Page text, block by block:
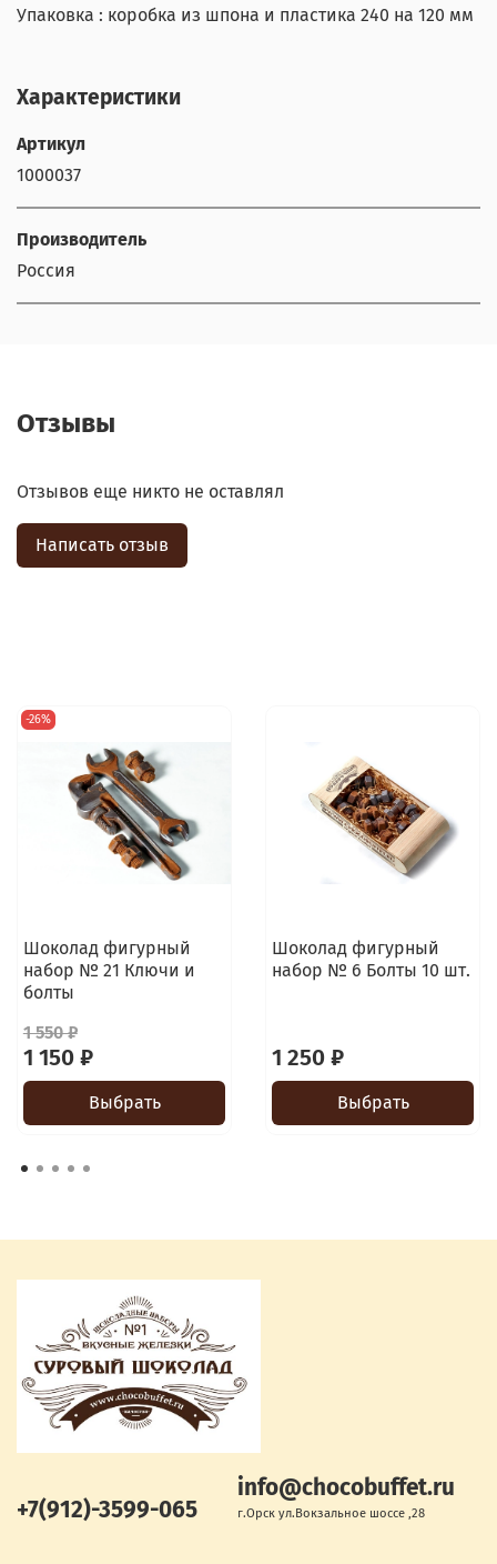
Упаковка : коробка из шпона и пластика 240 на 120 мм
Характеристики
Артикул
1000037
Производитель
Россия
Отзывы
Отзывов еще никто не оставлял
Написать отзыв
-26%
Шоколад фигурный
набор № 21 Ключи и
болты
1 550 ₽
1 150 ₽
Выбрать
Шоколад фигурный
набор № 6 Болты 10 шт.
1 250 ₽
Выбрать
+7(912)-3599-065
info@chocobuffet.ru
г.Орск ул.Вокзальное шоссе ,28